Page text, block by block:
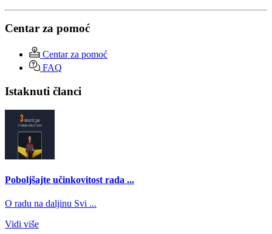
Centar za pomoć
Centar za pomoć
FAQ
Istaknuti članci
Poboljšajte učinkovitost rada ...
O radu na daljinu Svi ...
Vidi više